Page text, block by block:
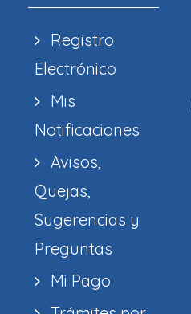
Registro
Electrónico
Mis
Notificaciones
Avisos,
Quejas,
Sugerencias y
Preguntas
Mi Pago